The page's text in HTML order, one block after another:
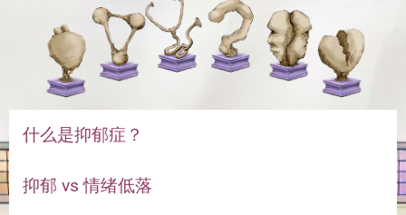
什么是抑郁症？
抑郁 vs 情绪低落